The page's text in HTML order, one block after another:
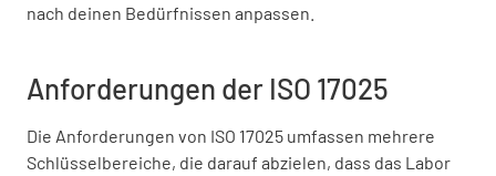
nach deinen Bedürfnissen anpassen.
Anforderungen der ISO 17025
Die Anforderungen von ISO 17025 umfassen mehrere
Schlüsselbereiche, die darauf abzielen, dass das Labor